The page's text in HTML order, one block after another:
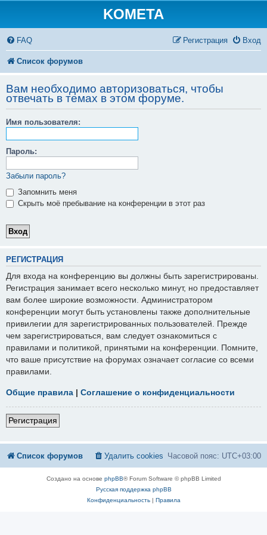
KOMETA
FAQ Вход
Регистрация
Список форумов
Вам необходимо авторизоваться, чтобы
отвечать в темах в этом форуме.
Имя пользователя:
Пароль:
Забыли пароль?
Запомнить меня
Скрыть моё пребывание на конференции в этот раз
РЕГИСТРАЦИЯ
Для входа на конференцию вы должны быть зарегистрированы.
Регистрация занимает всего несколько минут, но предоставляет
вам более широкие возможности. Администратором
конференции могут быть установлены также дополнительные
привилегии для зарегистрированных пользователей. Прежде
чем зарегистрироваться, вам следует ознакомиться с
правилами и политикой, принятыми на конференции. Помните,
что ваше присутствие на форумах означает согласие со всеми
правилами.
Общие правила | Соглашение о конфиденциальности
Регистрация
Список форумов Часовой пояс: UTC+03:00
Удалить cookies
Создано на основе phpBB® Forum Software © phpBB Limited
Русская поддержка phpBB
Конфиденциальность| Правила